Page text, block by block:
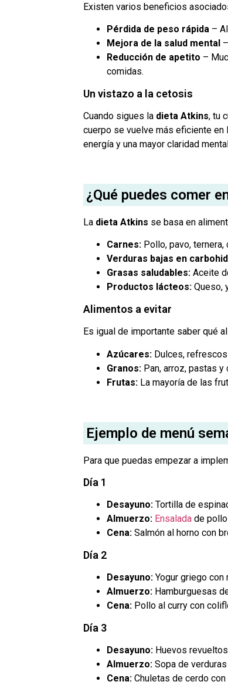
Existen varios beneficios
Pérdida de peso rápida –
Mejora de la salud mental
Reducción de apetito –
comidas.
Un vistazo a la cetosis
Cuando sigues la dieta Atkins, tu
cuerpo se vuelve más eficiente en
energía y una mayor claridad
¿Qué puedes comer
La dieta Atkins se basa en
Carnes: Pollo, pavo,
Verduras bajas en
Grasas saludables: Aceite
Productos lácteos: Queso,
Alimentos a evitar
Es igual de importante saber qué
Azúcares: Dulces,
Granos: Pan, arroz, pastas y
Frutas: La mayoría de las
Ejemplo de menú
Para que puedas empezar a
Día 1
Desayuno: Tortilla de
Almuerzo: Ensalada de
Cena: Salmón al horno con
Día 2
Desayuno: Yogur griego con
Almuerzo: Hamburguesas
Cena: Pollo al curry con
Día 3
Desayuno: Huevos
Almuerzo: Sopa de
Cena: Chuletas de cerdo